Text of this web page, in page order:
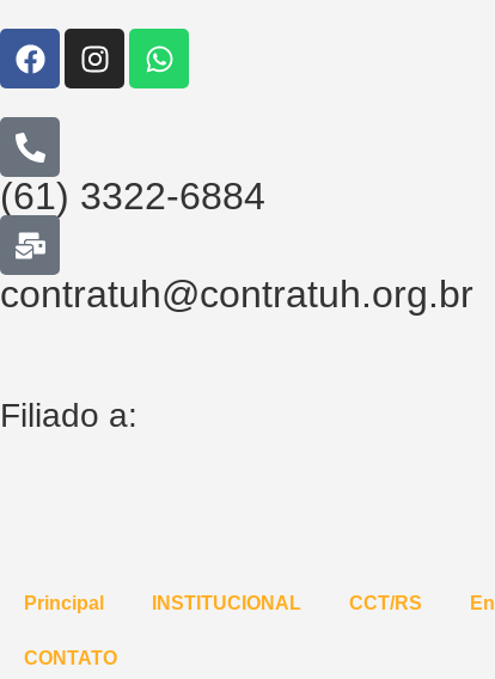
(61) 3322-6884
contratuh@contratuh.org.br
Filiado a:
Principal INSTITUCIONAL CCT/RS
CONTATO